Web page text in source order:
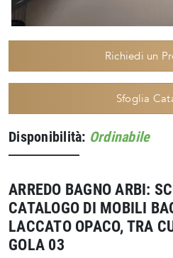
Richiedi un
Sfoglia
Disponibilità: Ordinabile
ARREDO BAGNO ARBI:
CATALOGO DI MOBILI
LACCATO OPACO, TRA
GOLA 03